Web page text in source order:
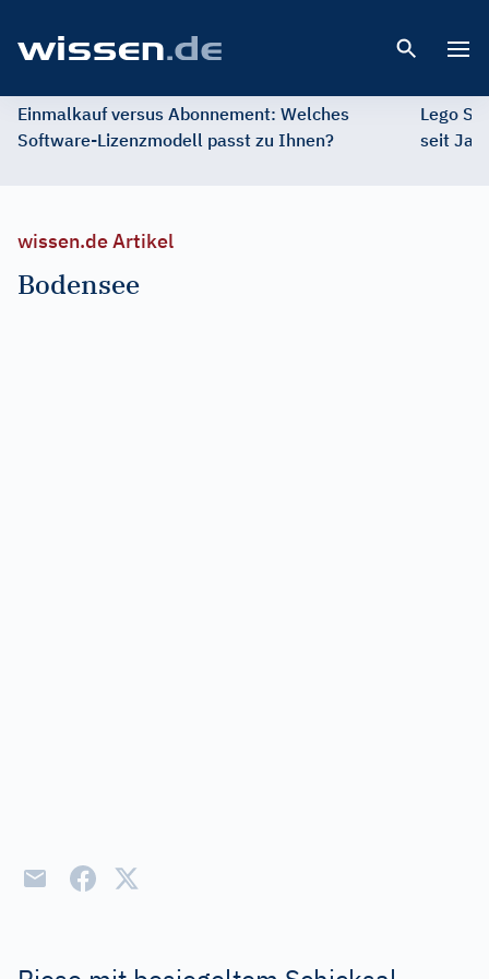
Einmalkauf versus Abonnement: Welches
Software-Lizenzmodell passt zu Ihnen?
Lego
seit
wissen.de Artikel
Bodensee